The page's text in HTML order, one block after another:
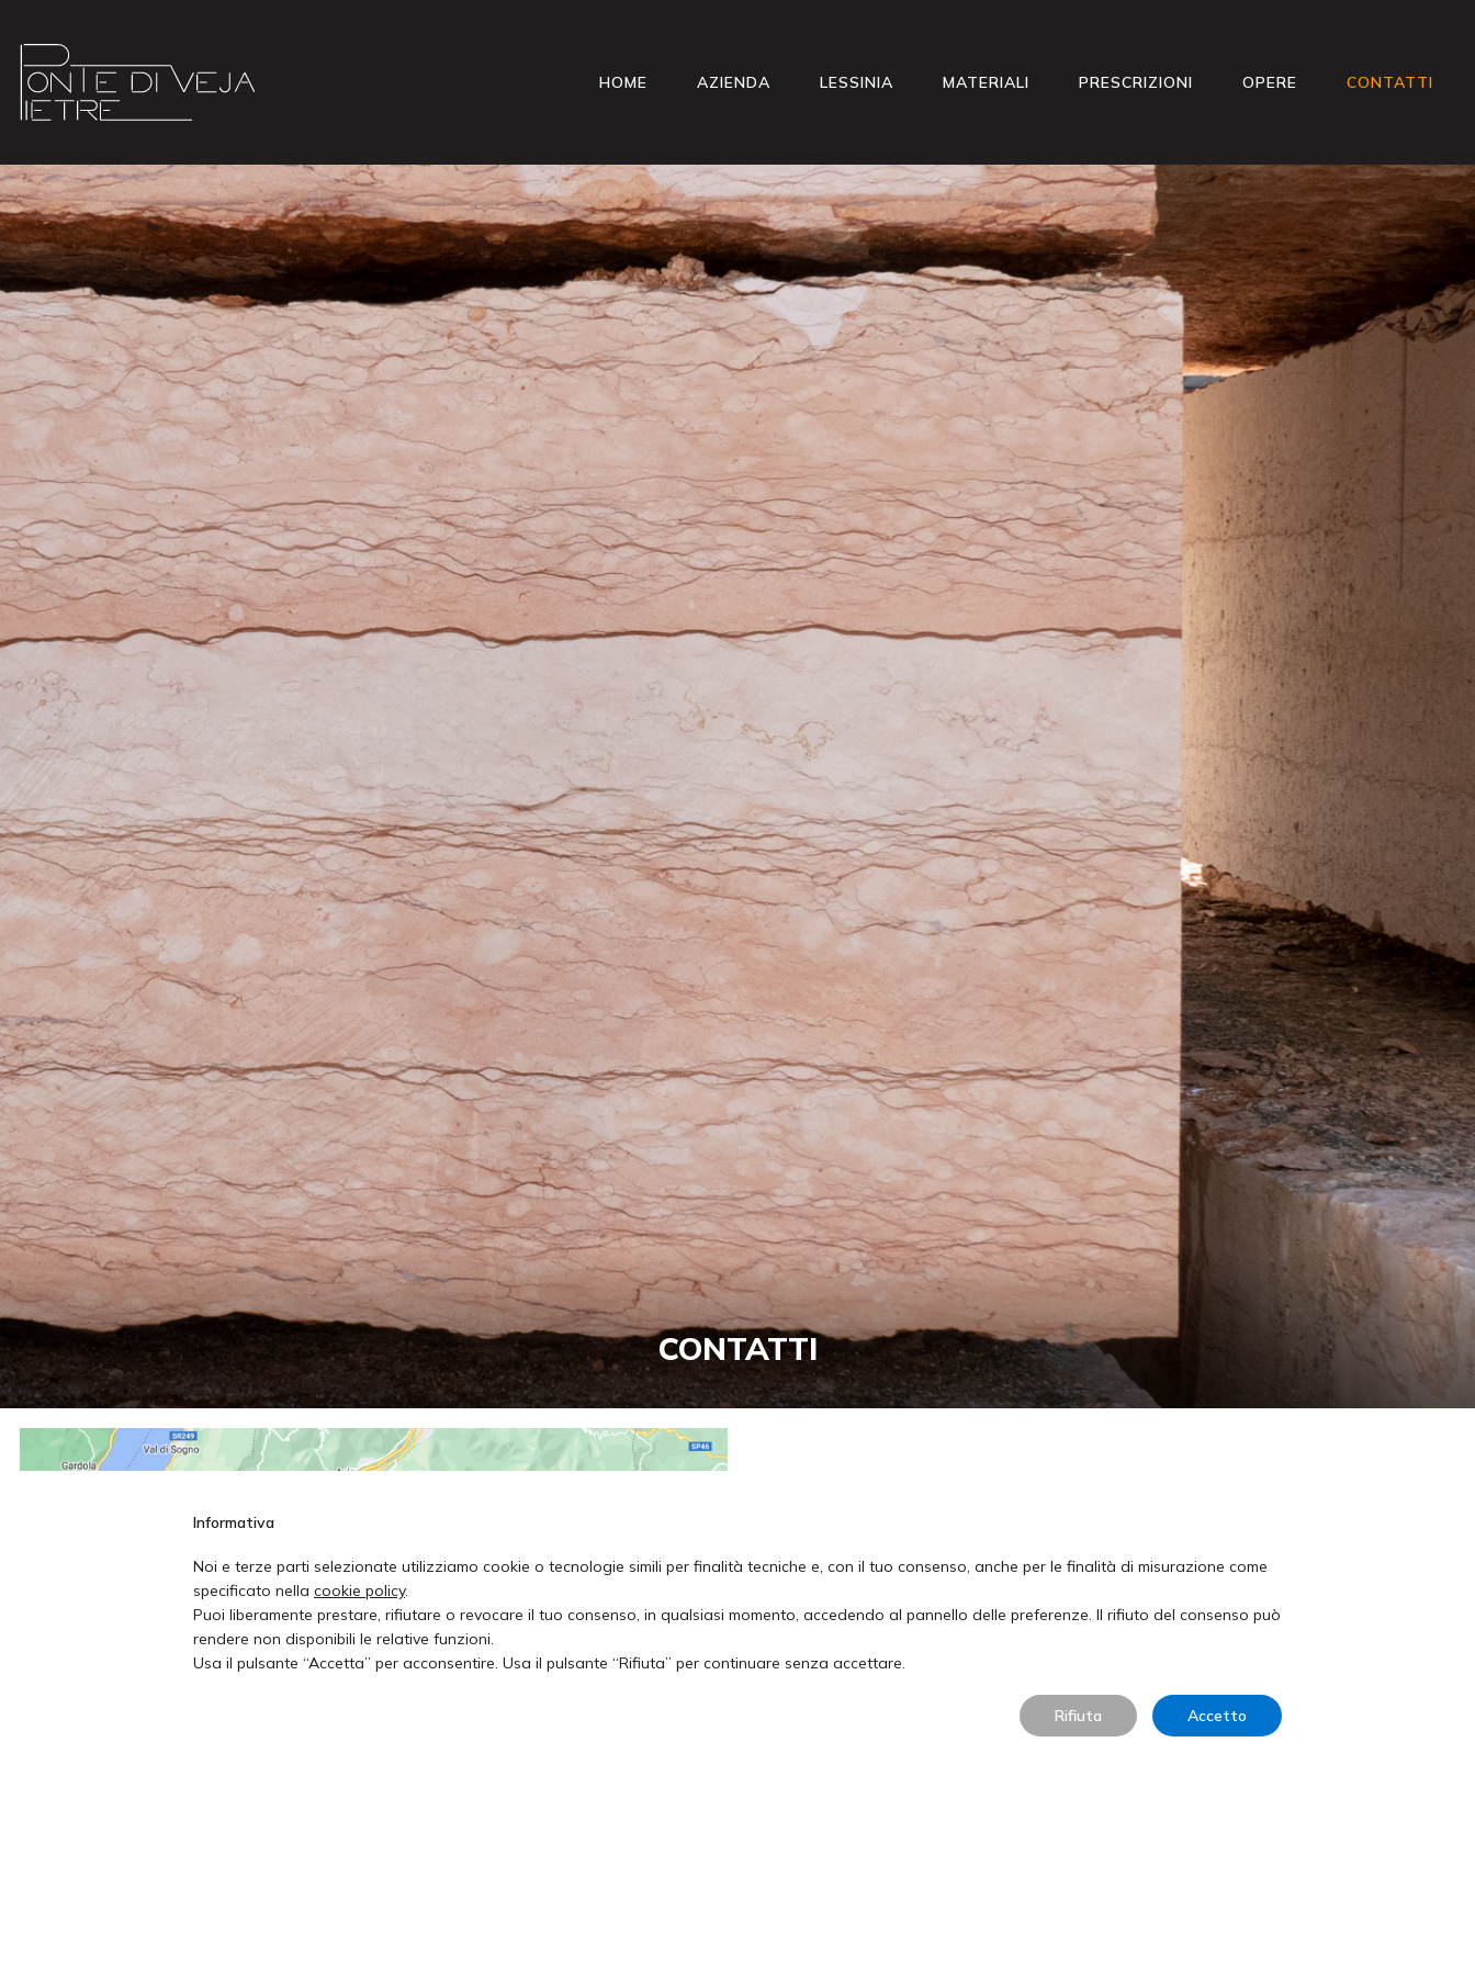
HOME AZIENDA LESSINIA MATERIALI PRESCRIZIONI OPERE CONTATTI
CONTATTI
Ponte di Veia Pietre Sas
via Crestena
37020 Sant’Anna di Alfaedo (VR)
Informativa
Noi e terze parti selezionate utilizziamo cookie o tecnologie simili per finalità tecniche e, con il tuo consenso, anche per le finalità di misurazione come
specificato nella cookie policy.
Puoi liberamente prestare, rifiutare o revocare il tuo consenso, in qualsiasi momento, accedendo al pannello delle preferenze. Il rifiuto del consenso può
rendere non disponibili le relative funzioni.
Usa il pulsante “Accetta” per acconsentire. Usa il pulsante “Rifiuta” per continuare senza accettare.
Rifiuta Accetto